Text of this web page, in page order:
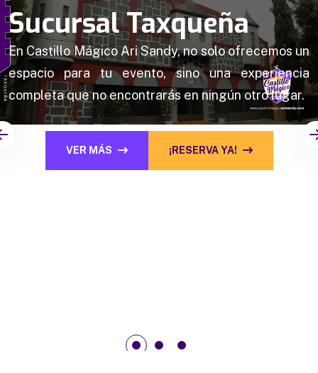
Sucursal Taxqueña
En Castillo Mágico Ari Sandy, no solo ofrecemos un
espacio para tu evento, sino una experiencia
completa que no encontrarás en ningún otro lugar.
VER MÁS ¡RESERVA YA!